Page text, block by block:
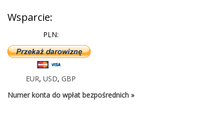
Wsparcie:
PLN:
EUR, USD, GBP
Numer konta do wpłat bezpośrednich »